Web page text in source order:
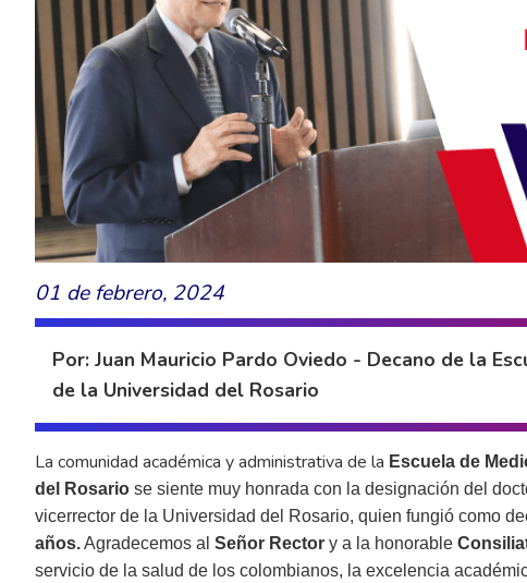
01 de febrero, 2024
Por: Juan Mauricio Pardo Oviedo - Decano de la
de la Universidad del Rosario
La comunidad académica y administrativa de la Escuela de
del Rosario se siente muy honrada con la designación del
vicerrector de la Universidad del Rosario, quien fungió como
años.Agradecemos al Señor Rector y a la honorable
servicio de la salud de los colombianos, la excelencia